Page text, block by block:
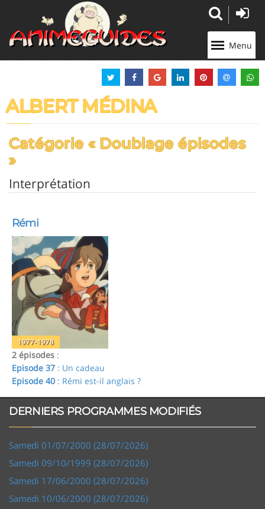
Menu
ALBERT MÉDINA
Catégorie « Doublage épisodes
»
Interprétation
Rémi
1977-1978
2 épisodes :
Episode 37 : Un cadeau
Episode 40 : Rémi est-il anglais ?
DERNIERS PROGRAMMES MODIFIÉS
Samedi 01/07/2000 (28/07/2026)
Samedi 09/10/1999 (28/07/2026)
Samedi 17/06/2000 (28/07/2026)
Samedi 10/06/2000 (28/07/2026)
Panneau de gestion des cookies